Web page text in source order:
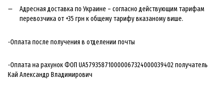
Адресная доставка по Украине – согласно действующим тарифам
перевозчика от +35 грн к общему тарифу вказаному више.
-Оплата после получения в отделении почты
-Оплата на рахунок ФОП UA579358710000067324000039402 получатель
Кай Александр Владимирович